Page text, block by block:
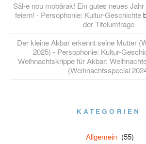
Sâl-e nou mobârak! Ein gutes neues
feiern! - Persophonie: Kultur-Geschichte
der Titelumfrage
Der kleine Akbar erkennt seine Mutter
2025) - Persophonie: Kultur-
Weihnachtskrippe für Akbar:
(Weihnachtsspecial
KATEGORIEN
Allgemein (55)